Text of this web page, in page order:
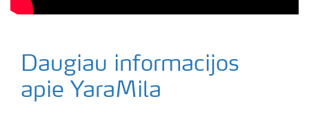
Daugiau informacijos
apie YaraMila